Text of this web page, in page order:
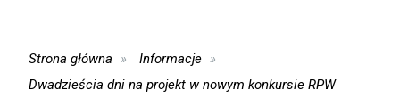
Strona główna
Informacje
Dwadzieścia dni na projekt w nowym konkursie RPW